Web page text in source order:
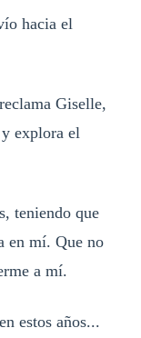
hacia el
Giselle,
explora el
teniendo que
en mí. Que no
a mí.
estos años...